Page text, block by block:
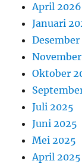
April 2026
Januari
Desember
Oktober
Juli 2025
Juni 2025
Mei 2025
April 2025